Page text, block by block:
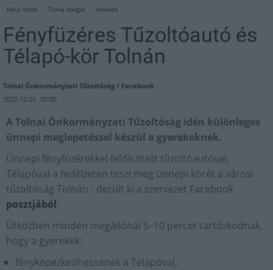
Helyi hírek Tolna megye mikulás
Fényfüzéres Tűzoltóautó és
Télapó-kör Tolnán
Tolnai Önkormányzati Tűzoltóság / Facebook
2025.12.01. 10:00
A Tolnai Önkormányzati Tűzoltóság idén különleges
ünnepi meglepetéssel készül a gyerekeknek.
Ünnepi fényfüzérekkel feldíszített tűzoltóautóval,
Télapóval a fedélzeten teszi meg ünnepi körét a városi
tűzoltóság Tolnán - derült ki a szervezet Facebook
posztjából.
Útközben minden megállónál 5–10 percet tartózkodnak,
hogy a gyerekek:
fényképezkedhessenek a Télapóval,